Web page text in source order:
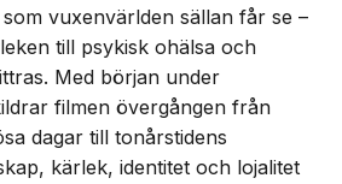
vuxenvärlden sällan får se –
till psykisk ohälsa och
Med början under
filmen övergången från
dagar till tonårstidens
kärlek, identitet och lojalitet